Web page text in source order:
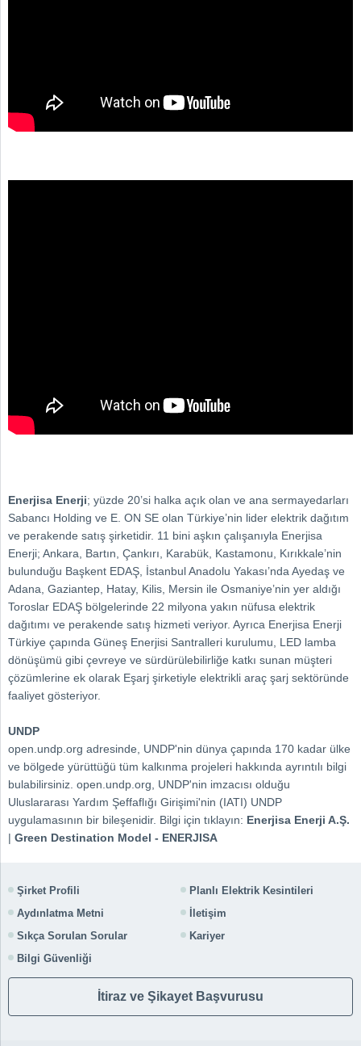
Enerjisa Enerji; yüzde 20’si halka açık olan ve ana sermayedarları
Sabancı Holding ve E. ON SE olan Türkiye’nin lider elektrik dağıtım
ve perakende satış şirketidir. 11 bini aşkın çalışanıyla Enerjisa
Enerji; Ankara, Bartın, Çankırı, Karabük, Kastamonu, Kırıkkale’nin
bulunduğu Başkent EDAŞ, İstanbul Anadolu Yakası’nda Ayedaş ve
Adana, Gaziantep, Hatay, Kilis, Mersin ile Osmaniye’nin yer aldığı
Toroslar EDAŞ bölgelerinde 22 milyona yakın nüfusa elektrik
dağıtımı ve perakende satış hizmeti veriyor. Ayrıca Enerjisa Enerji
Türkiye çapında Güneş Enerjisi Santralleri kurulumu, LED lamba
dönüşümü gibi çevreye ve sürdürülebilirliğe katkı sunan müşteri
çözümlerine ek olarak Eşarj şirketiyle elektrikli araç şarj sektöründe
faaliyet gösteriyor.
UNDP
open.undp.org adresinde, UNDP'nin dünya çapında 170 kadar ülke
ve bölgede yürüttüğü tüm kalkınma projeleri hakkında ayrıntılı bilgi
bulabilirsiniz. open.undp.org, UNDP'nin imzacısı olduğu
Uluslararası Yardım Şeffaflığı Girişimi'nin (IATI) UNDP
uygulamasının bir bileşenidir. Bilgi için tıklayın: Enerjisa Enerji A.Ş.
| Green Destination Model - ENERJISA
Şirket Profili
Planlı Elektrik Kesintileri
Aydınlatma Metni
İletişim
Sıkça Sorulan Sorular
Kariyer
Bilgi Güvenliği
İtiraz ve Şikayet Başvurusu